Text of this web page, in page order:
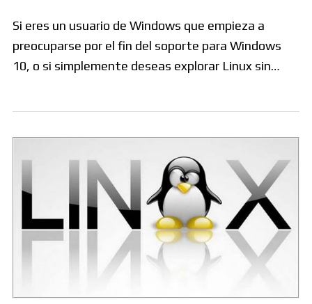
Si eres un usuario de Windows que empieza a
preocuparse por el fin del soporte para Windows
10, o si simplemente deseas explorar Linux sin…